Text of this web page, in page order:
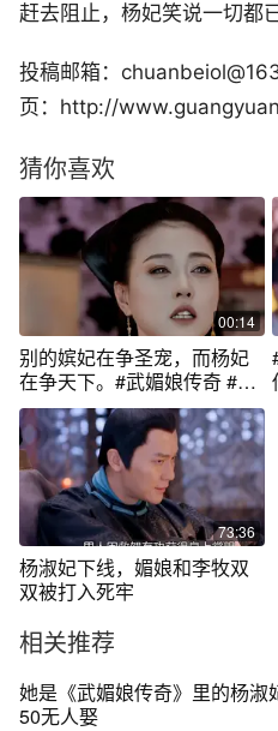
赶去阻止，杨妃笑说一切都
投稿邮箱：
页：http://
猜你喜欢
00:14
别的嫔妃在争圣宠，而杨妃
在争天下。#武媚娘传奇 #杨
妃
73:36
杨淑妃下线，媚娘和李牧双
双被打入死牢
相关推荐
她是《武媚娘传奇》里的杨
50无人娶